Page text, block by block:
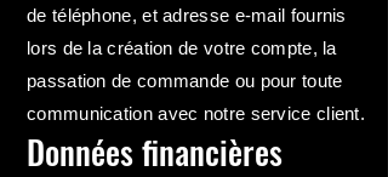
de téléphone, et adresse e-mail fournis
lors de la création de votre compte, la
passation de commande ou pour toute
communication avec notre service client.
Données financières